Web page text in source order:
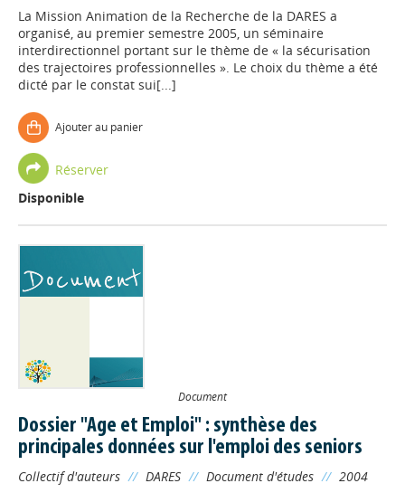
La Mission Animation de la Recherche de la DARES a
organisé, au premier semestre 2005, un séminaire
interdirectionnel portant sur le thème de « la sécurisation
des trajectoires professionnelles ». Le choix du thème a été
dicté par le constat sui[...]
Ajouter au panier
Réserver
Disponible
Document
Dossier "Age et Emploi" : synthèse des
principales données sur l'emploi des seniors
Collectif d'auteurs // DARES // Document d'études // 2004